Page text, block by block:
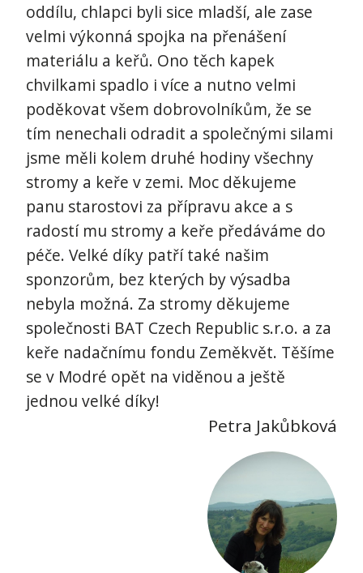
oddílu, chlapci byli sice mladší, ale zase
velmi výkonná spojka na přenášení
materiálu a keřů. Ono těch kapek
chvilkami spadlo i více a nutno velmi
poděkovat všem dobrovolníkům, že se
tím nenechali odradit a společnými silami
jsme měli kolem druhé hodiny všechny
stromy a keře v zemi. Moc děkujeme
panu starostovi za přípravu akce a s
radostí mu stromy a keře předáváme do
péče. Velké díky patří také našim
sponzorům, bez kterých by výsadba
nebyla možná. Za stromy děkujeme
společnosti BAT Czech Republic s.r.o. a za
keře nadačnímu fondu Zeměkvět. Těšíme
se v Modré opět na viděnou a ještě
jednou velké díky!
Petra Jakůbková